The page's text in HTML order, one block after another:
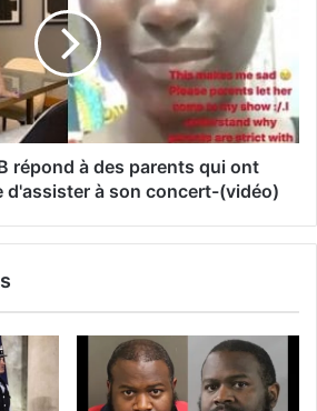
répond à des parents qui ont
d'assister à son concert-(vidéo)